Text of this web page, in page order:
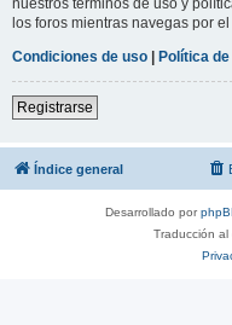
los foros mientras navegas por el
Condiciones de uso | Política
Registrarse
Índice general
Desarrollado por
Traducción